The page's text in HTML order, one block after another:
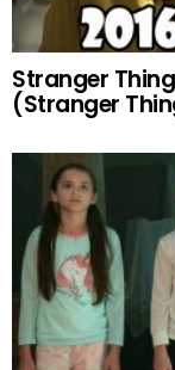
Stranger
(Stranger